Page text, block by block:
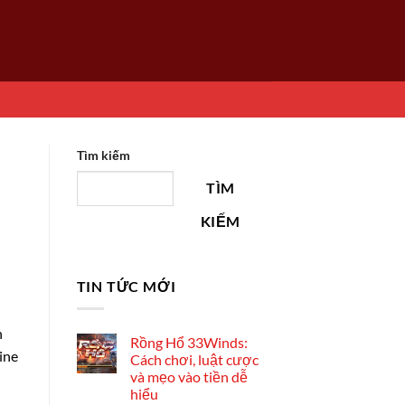
Tìm kiếm
TÌM
KIẾM
TIN TỨC MỚI
Rồng Hổ 33Winds:
Cách chơi, luật cược
và mẹo vào tiền dễ
hiểu